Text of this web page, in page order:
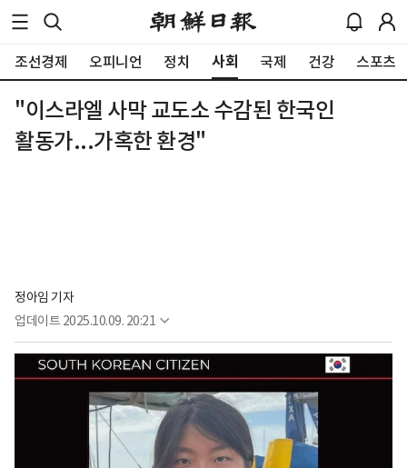
조선경제 오피니언 정치 사회 국제 건강 스포츠
"이스라엘 사막 교도소 수감된 한국인
활동가...가혹한 환경"
정아임 기자
업데이트 2025.10.09. 20:21